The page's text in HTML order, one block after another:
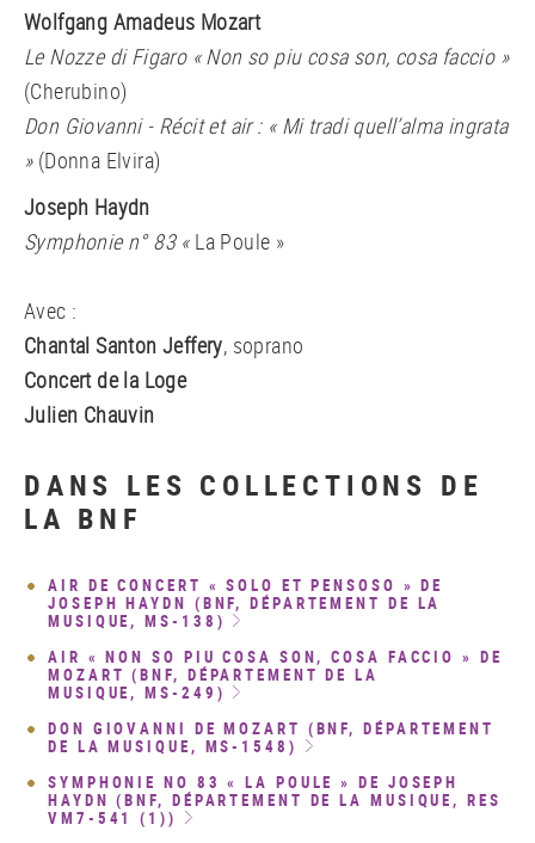
Wolfgang Amadeus Mozart
Le Nozze di Figaro « Non so piu cosa son, cosa faccio »
(Cherubino)
Don Giovanni - Récit et air : « Mi tradi quell’alma ingrata
»(Donna Elvira)
Joseph Haydn
Symphonie n° 83 «La Poule »
Avec :
Chantal Santon Jeffery, soprano
Concert de la Loge
Julien Chauvin
DANS LES COLLECTIONS DE
LA BNF
AIR DE CONCERT « SOLO ET PENSOSO » DE
JOSEPH HAYDN (BNF, DÉPARTEMENT DE LA
MUSIQUE, MS-138)
AIR « NON SO PIU COSA SON, COSA FACCIO » DE
MOZART (BNF, DÉPARTEMENT DE LA
MUSIQUE, MS-249)
DON GIOVANNI DE MOZART (BNF, DÉPARTEMENT
DE LA MUSIQUE, MS-1548)
SYMPHONIE NO 83 « LA POULE » DE JOSEPH
HAYDN (BNF, DÉPARTEMENT DE LA MUSIQUE, RES
VM7-541 (1))